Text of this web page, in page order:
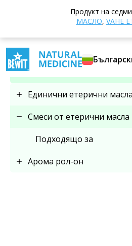
Продукт на
МАСЛО, VAHE
Изберете категория
Смеси от етерични
масла
Единични етерични масла
Смеси от етерични масла
Подходящо за
Арома рол-он